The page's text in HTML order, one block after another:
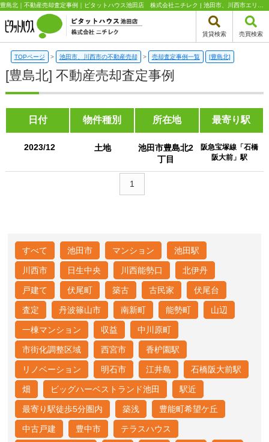
賃貸検索 売買検索
TOPページ > 池田市、川西市の不動産売却 > 売却査定事例一覧 [豊島北]
[豊島北] 不動産売却査定事例
日付 物件種別 所在地 最寄り駅
2023/12 土地
池田市豊島北2
丁目
阪急宝塚線「石橋
阪大前」駅
1
すべて 池田市 マンション 池田駅
川西市 日生中央 川西能勢口 北伊丹
戸建て 伏尾町 築古 古民家 伏尾台
査定 丹波篠山市 南新町 能勢町 山辺
一棟マンション 収益 中川原町
市街化調整区域 西宮市 香枦園駅
リノベーション 明石市 江井島 石橋阪大前駅
畑 ビッグハーベストランド池田 駅近
最寄り駅徒歩5分圏内 築浅 豊能町希望ケ丘
中古戸建 豊中市 テラスハウス